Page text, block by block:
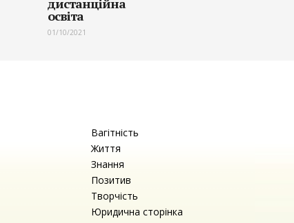
дистанційна
освіта
01/10/2021
Вагітність
Життя
Знання
Позитив
Творчість
Юридична сторінка